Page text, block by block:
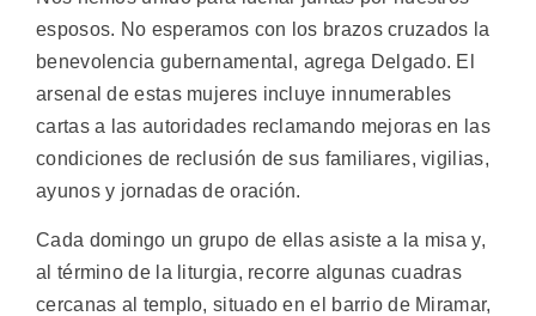
esposos. No esperamos con los brazos cruzados la
benevolencia gubernamental, agrega Delgado. El
arsenal de estas mujeres incluye innumerables
cartas a las autoridades reclamando mejoras en las
condiciones de reclusión de sus familiares, vigilias,
ayunos y jornadas de oración.
Cada domingo un grupo de ellas asiste a la misa y,
al término de la liturgia, recorre algunas cuadras
cercanas al templo, situado en el barrio de Miramar,